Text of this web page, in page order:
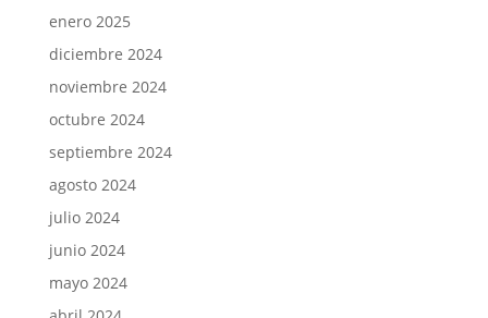
enero 2025
diciembre 2024
noviembre 2024
octubre 2024
septiembre 2024
agosto 2024
julio 2024
junio 2024
mayo 2024